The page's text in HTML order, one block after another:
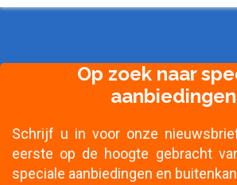
Op zoek naar
Schrijf u in voor onze
eerste op de hoogte gebracht
speciale aanbiedingen en